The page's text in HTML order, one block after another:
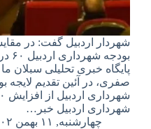
شهردار اردبیل گفت: در
پایگاه خبری تحلیلی سبلان
شهرداری اردبیل خبر…
چهارشنبه, ۱۱ بهمن ۱۴۰۲ – ۱۸:۰۳